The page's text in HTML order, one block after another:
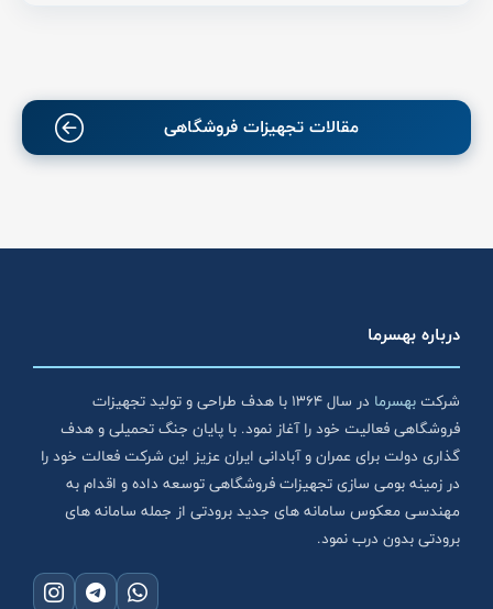
مقالات تجهیزات فروشگاهی
درباره بهسرما
شرکت بهسرما
در سال ۱۳۶۴ با هدف طراحی و تولید تجهیزات
فروشگاهی فعالیت خود را آغاز نمود. با پایان جنگ تحمیلی و هدف
گذاری دولت برای عمران و آبادانی ایران عزیز این شرکت فعالت خود را
در زمینه بومی سازی تجهیزات فروشگاهی توسعه داده و اقدام به
مهندسی معکوس سامانه های جدید برودتی از جمله سامانه های
برودتی بدون درب نمود.